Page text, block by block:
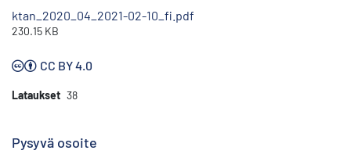
ktan_2020_04_2021-02-10_fi.pdf
230.15 KB
CC BY 4.0
Lataukset 38
Pysyvä osoite